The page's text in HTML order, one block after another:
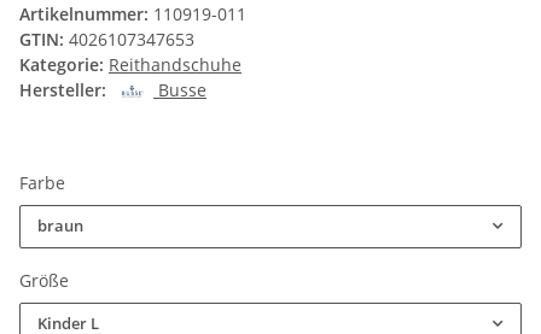
Artikelnummer: 110919-011
GTIN: 4026107347653
Kategorie: Reithandschuhe
Hersteller:
Busse
Farbe
braun
Größe
Kinder L